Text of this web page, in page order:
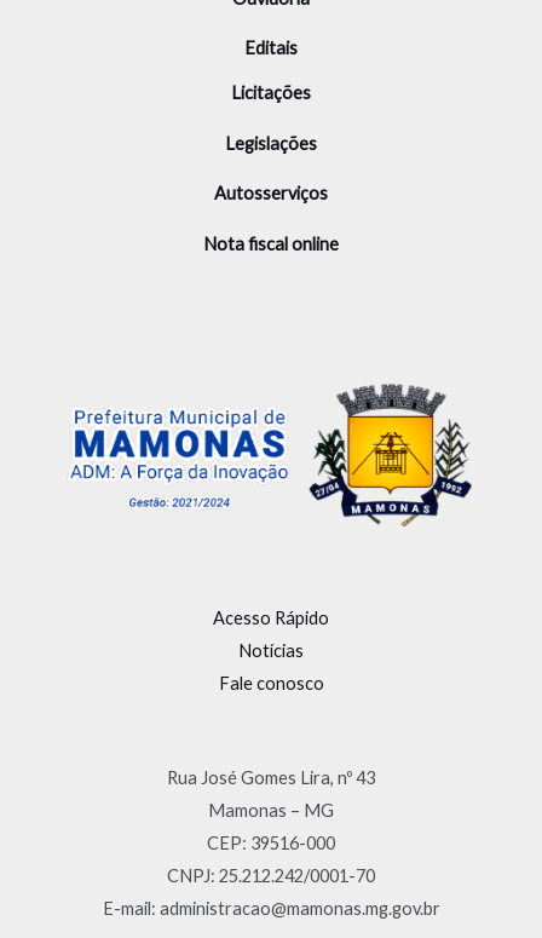
Editais
Licitações
Legislações
Autosserviços
Nota fiscal online
Acesso Rápido
Notícias
Fale conosco
Rua José Gomes Lira, nº 43
Mamonas – MG
CEP: 39516-000
CNPJ: 25.212.242/0001-70
E-mail: administracao@mamonas.mg.gov.br